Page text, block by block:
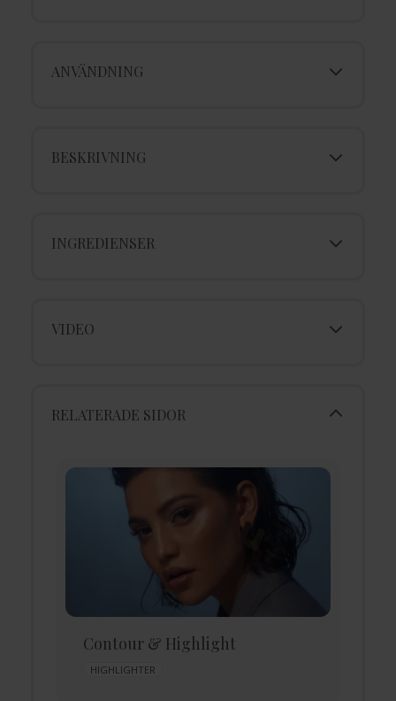
ANVÄNDNING
BESKRIVNING
INGREDIENSER
VIDEO
RELATERADE SIDOR
Contour & Highlight
HIGHLIGHTER